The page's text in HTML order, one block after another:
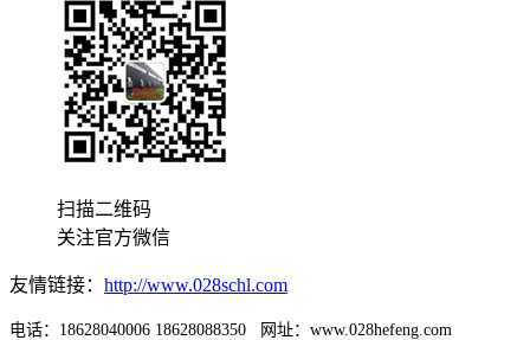
扫描二维码
关注官方微信
友情链接： http://www.028schl.com
电话：18628040006 18628088350 网址：www.028hefeng.com